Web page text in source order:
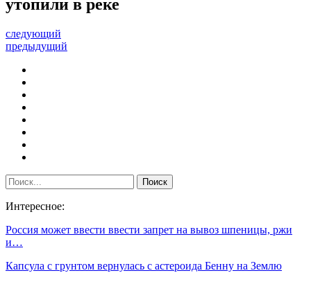
утопили в реке
следующий
предыдущий
Интересное:
Россия может ввести ввести запрет на вывоз шпеницы, ржи
и…
Капсула с грунтом вернулась с астероида Бенну на Землю